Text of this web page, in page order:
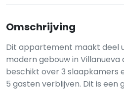
Omschrijving
Dit appartement maakt deel
modern gebouw in Villanueva
beschikt over 3 slaapkamers
5 gasten verblijven. Dit is een